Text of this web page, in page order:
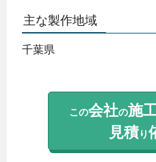
主な製作地域
千葉県
この会社の施
見積り